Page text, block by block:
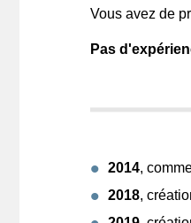
Vous avez de
Pas
2014,
2018,